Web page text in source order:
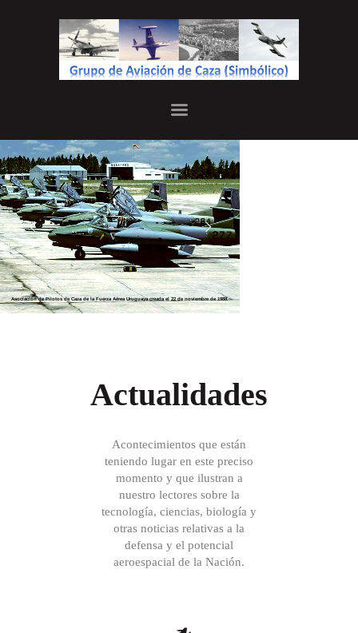
HISTORIA
GALERÍA
Asociación de Pilotos de Caza de la Fuerza Aérea Uruguaya creada el 22 de noviembre de 1988.
Actualidades
Acontecimientos que están
teniendo lugar en este preciso
momento y que ilustran a
nuestro lectores sobre la
tecnología, ciencias, biología y
otras noticias relativas a la
defensa y el potencial
aeroespacial de la Nación.